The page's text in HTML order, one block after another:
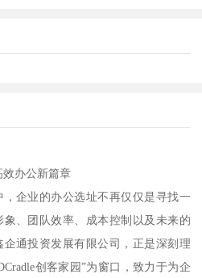
效办公新篇章
企业的办公选址不再仅仅是寻找一
、团队效率、成本控制以及未来的
通投资发展有限公司，正是深刻理
创客家园”为窗口，致力于为企